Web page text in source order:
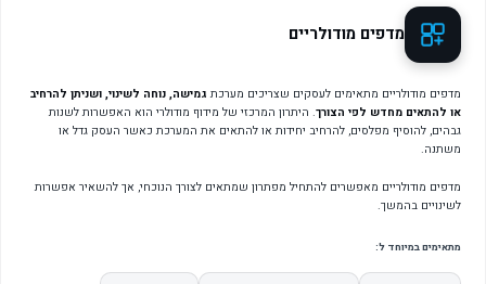
מדפים מודולריים
מדפים מודולריים מתאימים לעסקים שצריכים מערכת גמישה, נוחה לשינוי, ושניתן להרחיב
או להתאים מחדש לפי הצורך. היתרון המרכזי של מידוף מודולרי הוא האפשרות לשנות
גבהים, להוסיף מפלסים, להרחיב יחידות או להתאים את המערכת כאשר העסק גדל או
משתנה.
מדפים מודולריים מאפשרים להתחיל מפתרון שמתאים לצורך הנוכחי, אך להשאיר אפשרות
לשינויים בהמשך.
מתאימים במיוחד ל: